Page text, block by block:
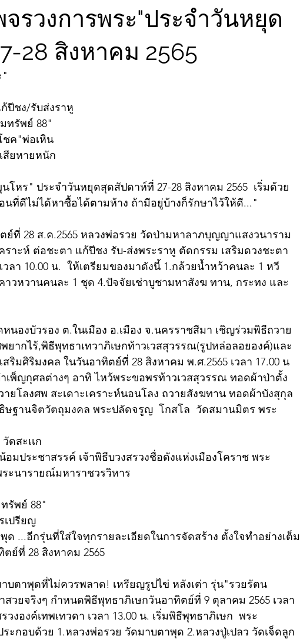
รวงการพระ"ประจำวันหยุด
28 สิงหาคม 2565
"
ปีชง/รับส่งราหู
ทรัพย์ 88"
ชค"พ่อเหิน
สียหายหนัก
หร" ประจำวันหยุดสุดสัปดาห์ที่ 27-28 สิงหาคม 2565  เริ่มด้วย
นที่ดีไม่ได้หาซื้อได้ตามห้าง ถ้ามีอยู่บ้างก็รักษาไว้ให้ดี..."
ย์ที่ 28 ส.ค.2565 หลวงพ่อรวย วัดป่ามหาลาภบุญญาแสงวนาราม
ราะห์ ต่อชะตา แก้ปีชง รับ-ส่งพระราหู ตัดกรรม เสริมดวงชะตา
ลา 10.00 น.  ให้เตรียมของมาดังนี้ 1.กล้วยน้ำหว้าคนละ 1 หวี
าวหวานคนละ 1 ชุด 4.ปัจจัยเช่าบูชามหาสังฆ ทาน, กระทง และ
นองบัวรอง ต.ในเมือง อ.เมือง จ.นครราชสีมา เชิญร่วมพิธีถวาย
ากไร้,พิธีพุทธาเทวาภิเษกท้าวเวสสุวรรณ(รูปหล่อลอยองค์)และ
ริมศิริมงคล ในวันอาทิตย์ที่ 28 สิงหาคม พ.ศ.2565 เวลา 17.00 น
เพ็ญกุศลต่างๆ อาทิ ไหว้พระขอพรท้าวเวสสุวรรณ ทอดผ้าป่าตั้ง
ยโลงศพ สะเดาะเคราะห์นอนโลง ถวายสังฆทาน ทอดผ้าบังสุกุล
ษฐานจิตวัตถุมงคล พระปลัดจรูญ  โกสโล  วัดสมานมิตร พระ
ดสะเเก
มประชาสรรค์ เจ้าพิธีบวงสรวงชื่อดังแห่งเมืองโคราช พระ
ะนารายณ์มหาราชวรวิหาร
รัพย์ 88"
เปรียญ
...อีกรุ่นที่ใส่ใจทุกรายละเอียดในการจัดสร้าง ตั้งใจทำอย่างเต็ม
ย์ที่ 28 สิงหาคม 2565
าบตาพุดที่ไม่ควรพลาด! เหรียญรูปไข่ หลังเต่า รุ่น"รวยรัตน
วยจริงๆ กำหนดพิธีพุทธาภิเษกวันอาทิตย์ที่ 9 ตุลาคม 2565 เวลา
งองค์เทพเทวดา เวลา 13.00 น. เริ่มพิธีพุทธาภิเษก  พระ
ะกอบด้วย 1.หลวงพ่อรวย วัดมาบตาพุด 2.หลวงปู่เปลว วัดเจ็ดลูก